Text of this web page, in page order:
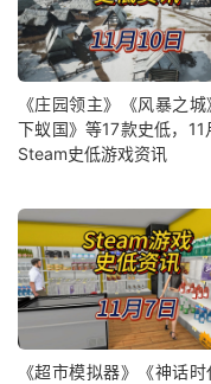
《庄园领主》《风暴之城
下蚁国》等17款史低，11
Steam史低游戏资讯
《超市模拟器》《神话